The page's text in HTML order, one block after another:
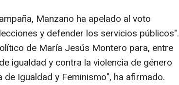
Manzano ha apelado al voto
y defender los servicios públicos".
de María Jesús Montero para, entre
igualdad y contra la violencia de género
Igualdad y Feminismo", ha afirmado.